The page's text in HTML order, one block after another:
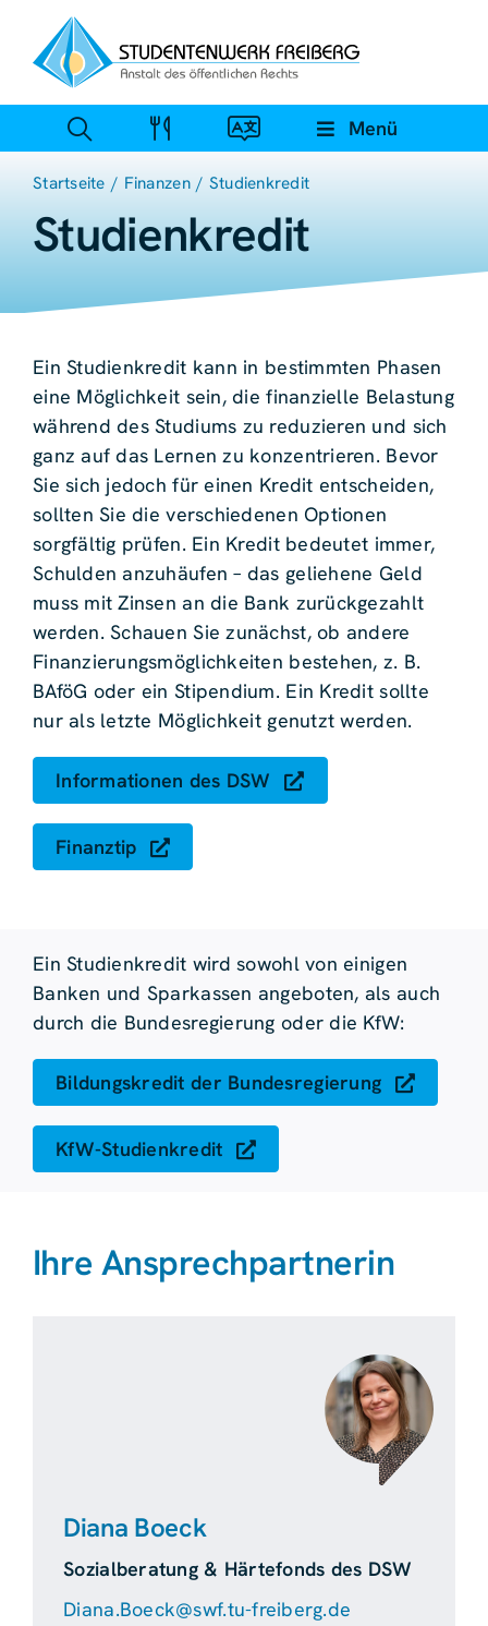
Inhalt
springen
Menü
Startseite Finanzen Studienkredit
Studienkredit
Ein Studienkredit kann in bestimmten Phasen
eine Möglichkeit sein, die finanzielle Belastung
während des Studiums zu reduzieren und sich
ganz auf das Lernen zu konzentrieren. Bevor
Sie sich jedoch für einen Kredit entscheiden,
sollten Sie die verschiedenen Optionen
sorgfältig prüfen. Ein Kredit bedeutet immer,
Schulden anzuhäufen – das geliehene Geld
muss mit Zinsen an die Bank zurückgezahlt
werden. Schauen Sie zunächst, ob andere
Finanzierungsmöglichkeiten bestehen, z. B.
BAföG oder ein Stipendium. Ein Kredit sollte
nur als letzte Möglichkeit genutzt werden.
Informationen des DSW
Finanztip
Ein Studienkredit wird sowohl von einigen
Banken und Sparkassen angeboten, als auch
durch die Bundesregierung oder die KfW:
Bildungskredit der Bundesregierung
KfW-Studienkredit
Ihre Ansprechpartnerin
Diana Boeck
Sozialberatung & Härtefonds des DSW
Diana.Boeck@swf.tu-freiberg.de